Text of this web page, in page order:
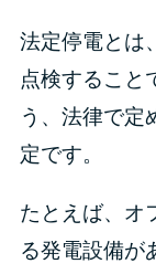
法定停電とは
点検すること
う、法律で定
定です。
たとえば、オ
る発電設備が